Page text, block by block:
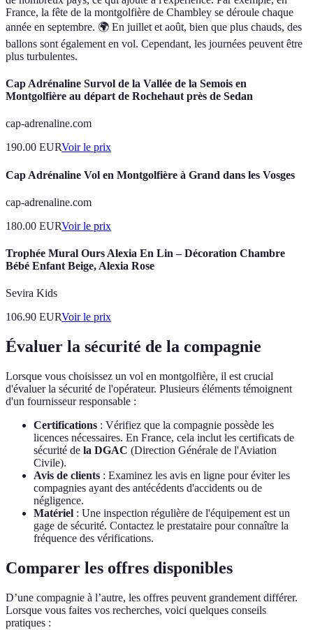
France, la fête de la montgolfière de Chambley se déroule chaque
année en septembre. 🌍 En juillet et août, bien que plus chauds, des
ballons sont également en vol. Cependant, les journées peuvent être
plus turbulentes.
Cap Adrénaline Survol de la Vallée de la Semois en
Montgolfière au départ de Rochehaut près de Sedan
cap-adrenaline.com
190.00 EURVoir le prix
Cap Adrénaline Vol en Montgolfière à Grand dans les Vosges
cap-adrenaline.com
180.00 EURVoir le prix
Trophée Mural Ours Alexia En Lin – Décoration Chambre
Bébé Enfant Beige, Alexia Rose
Sevira Kids
106.90 EURVoir le prix
Évaluer la sécurité de la compagnie
Lorsque vous choisissez un vol en montgolfière, il est crucial
d'évaluer la sécurité de l'opérateur. Plusieurs éléments témoignent
d'un fournisseur responsable :
Certifications : Vérifiez que la compagnie possède les
licences nécessaires. En France, cela inclut les certificats de
sécurité de la DGAC (Direction Générale de l'Aviation
Civile).
Avis de clients : Examinez les avis en ligne pour éviter les
compagnies ayant des antécédents d'accidents ou de
négligence.
Matériel : Une inspection régulière de l'équipement est un
gage de sécurité. Contactez le prestataire pour connaître la
fréquence des vérifications.
Comparer les offres disponibles
D’une compagnie à l’autre, les offres peuvent grandement différer.
Lorsque vous faites vos recherches, voici quelques conseils
pratiques :